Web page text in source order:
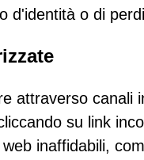
d'identità o di
attraverso canali
su link
inaffidabili,